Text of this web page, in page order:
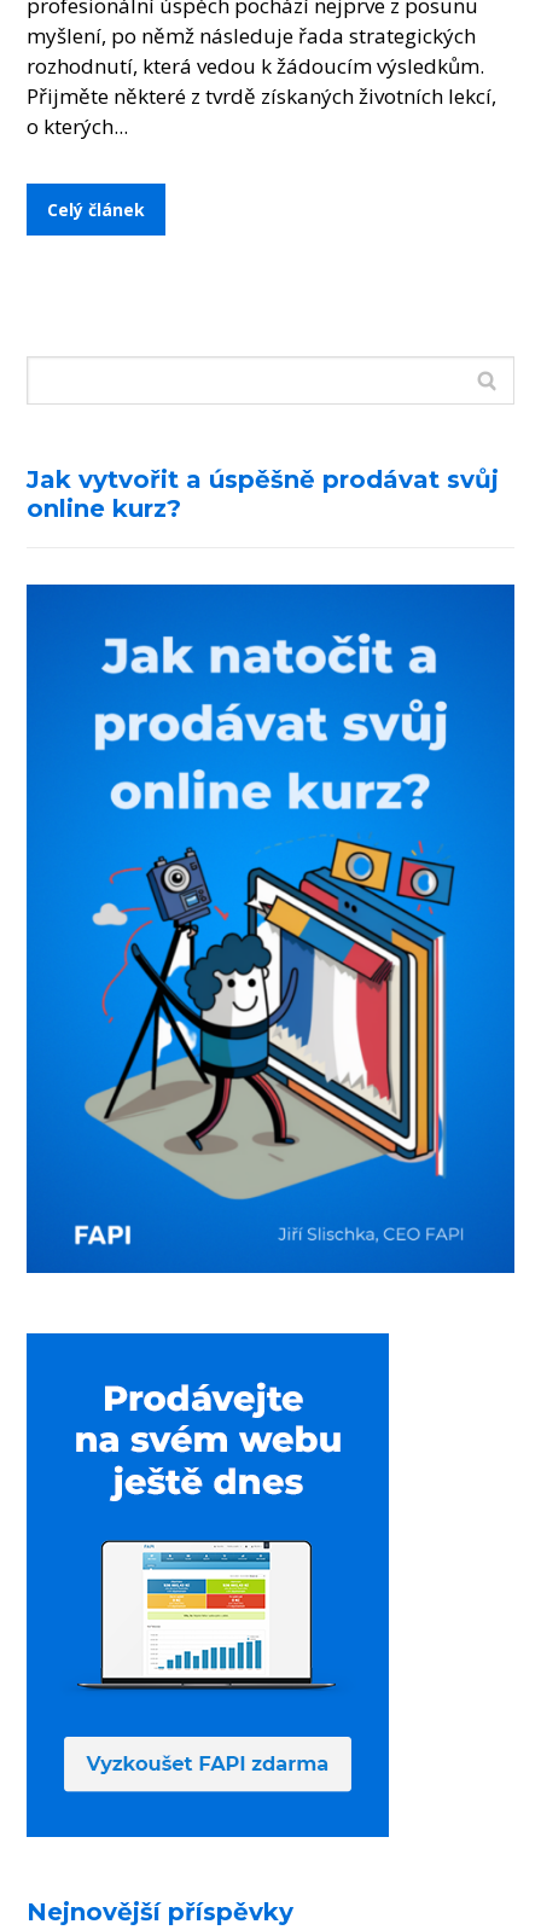
myšlení, po němž následuje řada strategických
rozhodnutí, která vedou k žádoucím výsledkům.
Přijměte některé z tvrdě získaných životních lekcí,
o kterých...
Celý článek
Jak vytvořit a úspěšně prodávat svůj
online kurz?
Nejnovější příspěvky